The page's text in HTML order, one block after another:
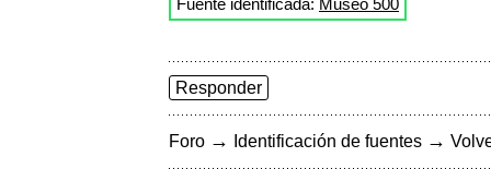
Fuente identificada: Museo 500
Responder
Foro → Identificación de fuentes →